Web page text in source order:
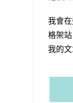
我會
格架
我的